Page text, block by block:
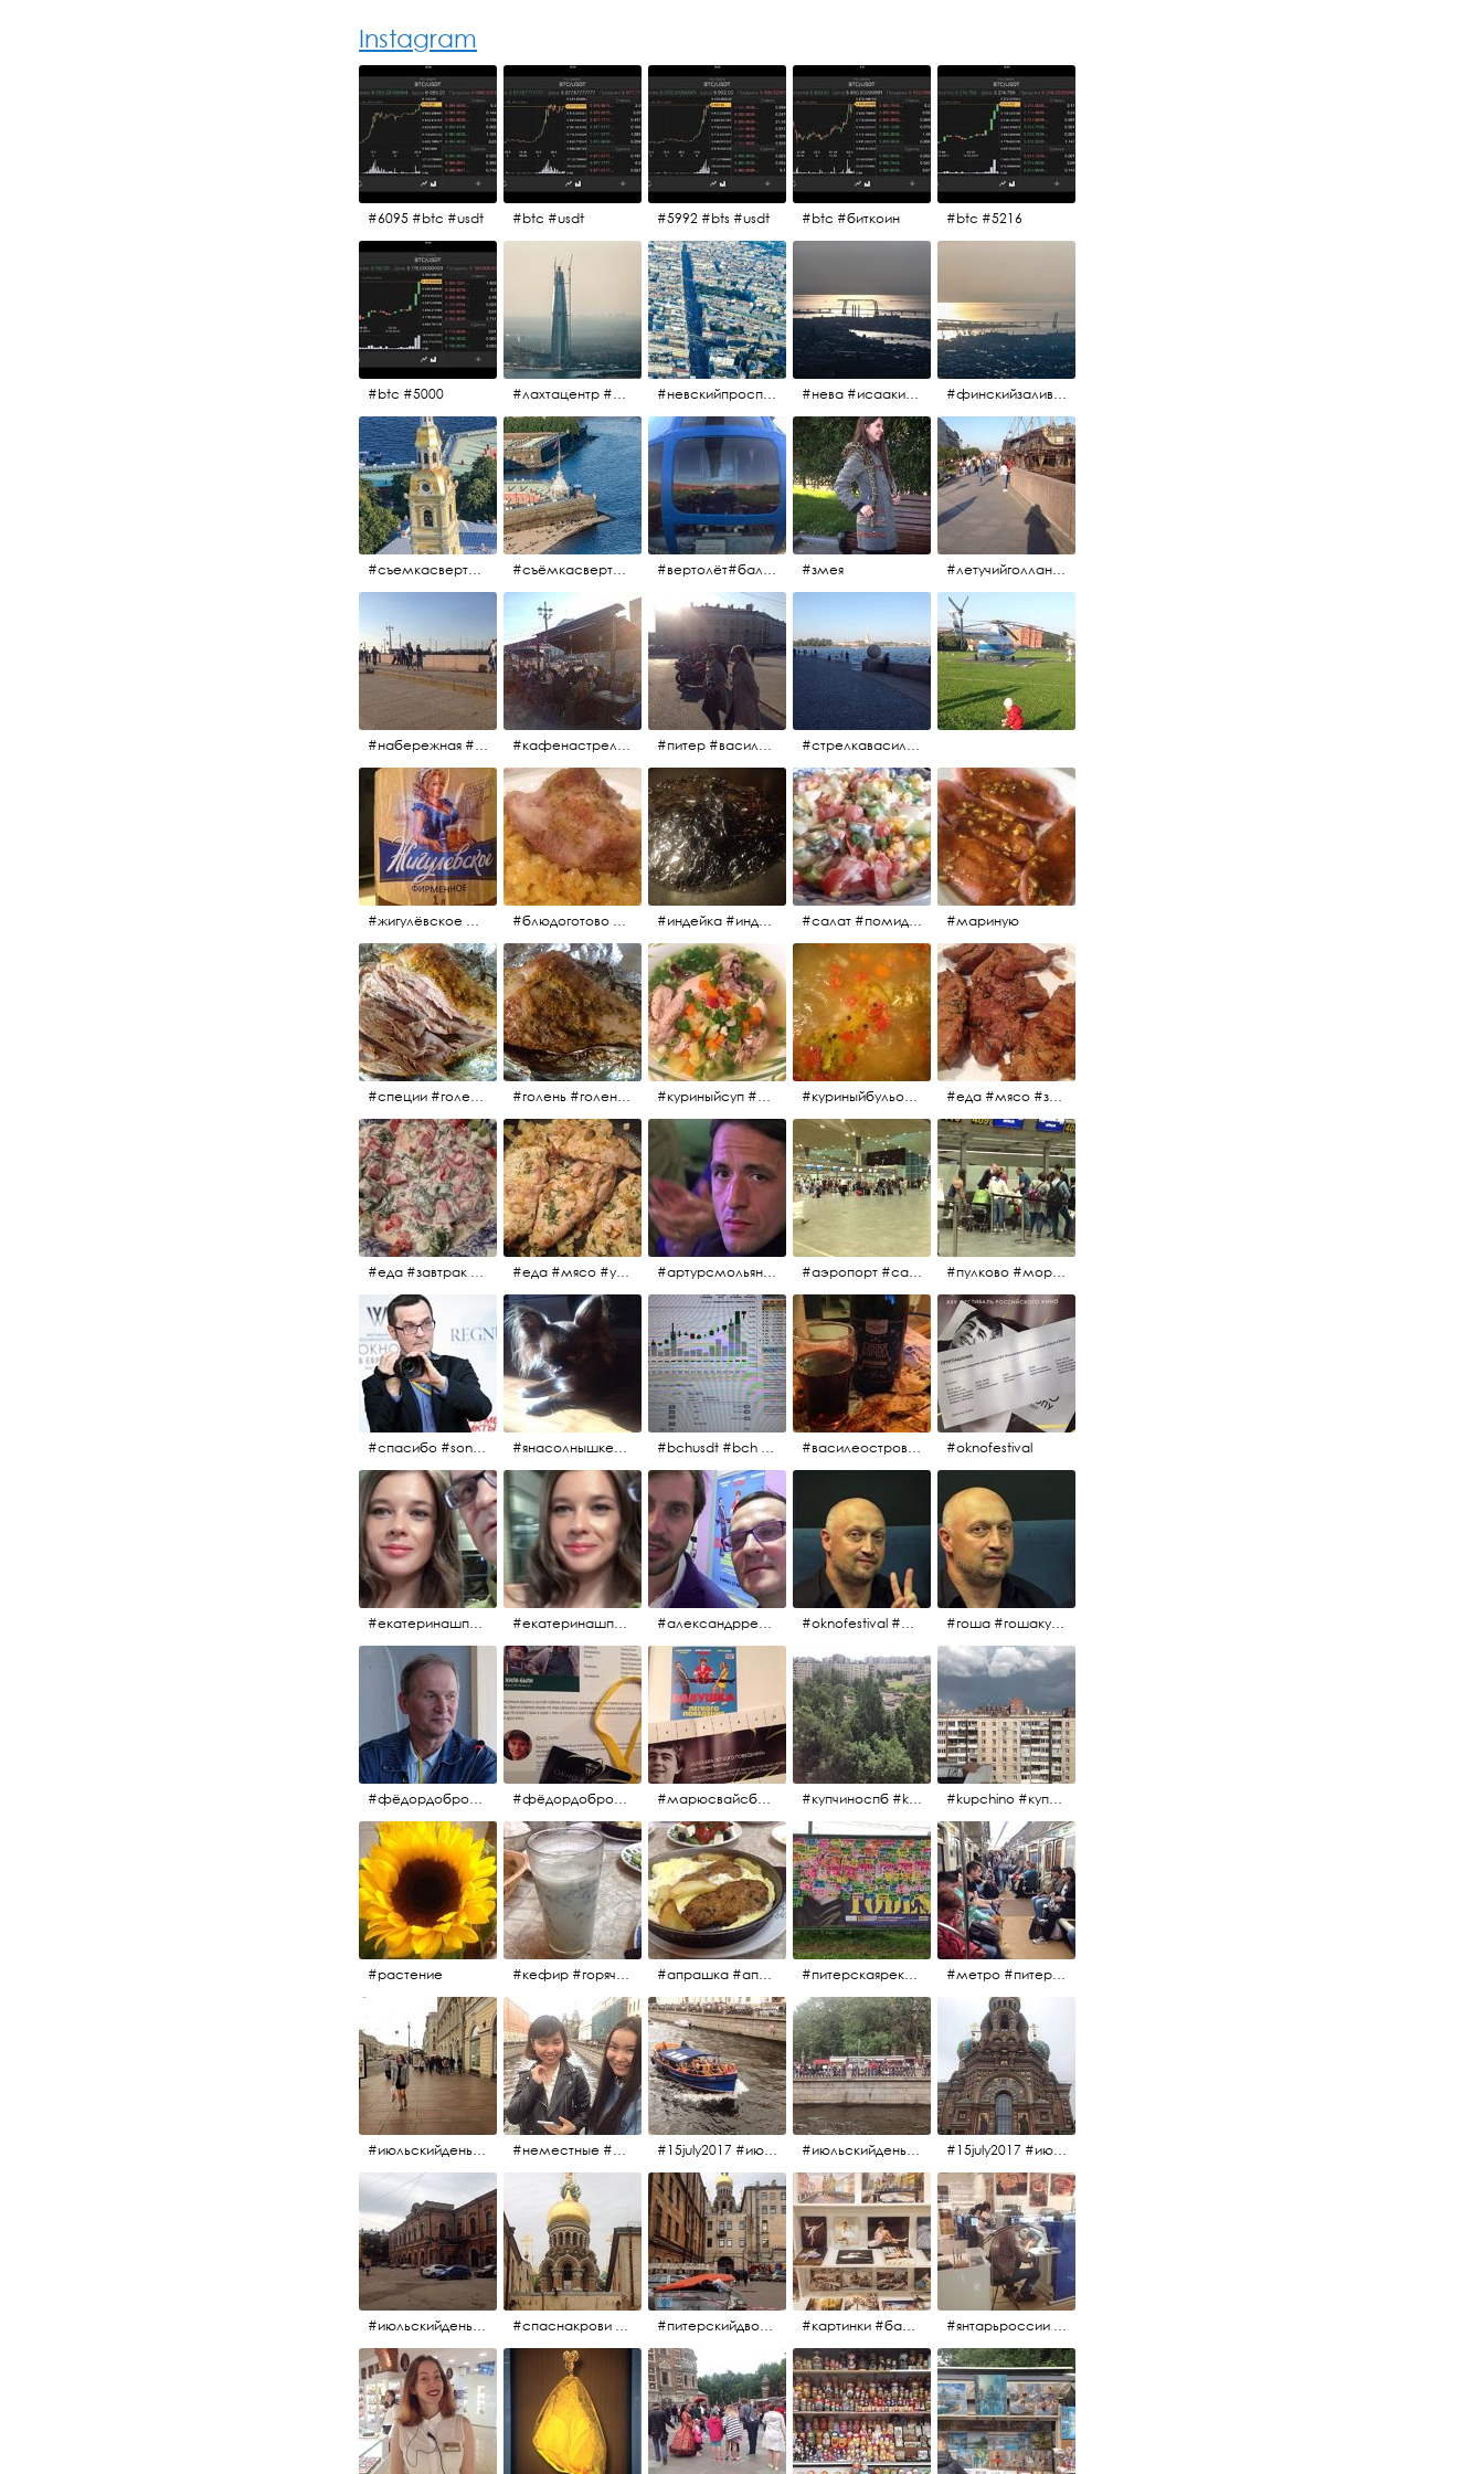
Instagram
#6095 #btc #usdt #btc #usdt #5992 #bts #usdt #btc #биткоин #btc #5216
#btc #5000 #лахтацентр #лахта #башнягазпром #газпром #башня #небоскрёбпитера #небоскрёб #финскийзалив #санктпетербург #невскийпроспект #центргорода #санктпетербург #осень2017 #когдапаришьнадгородом #нева #исаакий #исаакиевскийсобор #нева #васильевскийостров #адмиралтейскийрайон #финскийзалив #дворцовыймост #небонадпитером #осень2017 #финскийзалив #маркизовалужа #нева
#съемкасвертолета #вертолёт #съёмкасвертолёта #петропавловскаякрепость #заячийостров #санктпетербург #съёмкасвертолёта #питер #петропавловскаякрепость #нева #осень2017 #вертолёт#балтийскиеавиалинии #петропавловскаякрепость #заячийостров #полётынадпитером #полётынадгородом #полёты #змея #летучийголландец #набережнаяневы
#набережная #людигуляют #биржевоймост #кафенастрелкевасильевскогоострова #байкеры #питер #васильевскийостров #байкеры #иностранцы #стрелкавасильевскогоострова #нева #река
#жигулёвское #пиво #свежеепиво #beer #напиток #блюдоготово #можнокушать #простолук #лук #индейкавфольге #мясоиндейки #индейка #индейкавфольге #еда #мясоиндейки 🚀 #салат #помидоры #яйцо #огурцы #зелень #кинза #петрушка #укроп #сметана #соль #витамины #мариную
#специи #голень #голеньиндейки #индейка #мясо #еда #завтрак #голеньиндейкивфольге #голень #голеньиндейки #голеньиндейкивфольге #индейка #завтрак #еда #мясо #куриныйсуп #еда #ужин #можнокушать #куриныйбульон #лавровыйлист #помидоры #картофель #чеснок #лук #морковь #приправы #перецдушистый #курица #ужин #еда #сольповкусу #жёлтыйкарри #имбирь #кориандр #кокос #лимонныйсок #оливковоемасло #кумин #кайенскийперец #еда #мясо #завтрак #источниквдохновения #люблюготовить
#еда #завтрак #витамины #помидоры #укроп #огурцы #сметана #салат #еда #мясо #утро #завтрак #едакакисточниквдохновения #артурсмольянинов @melnikovadsh #artursmolyaninov #аэропорт #санктпетербург #пулково #мореморе #моремолнцепесок #дваночи #пулково #море #песок #лето #морепесоксолнце #дваночи
#спасибо #sony #nikon #oknofestivsl @alex_kurov #aplgallery #янасолнышкележу #янасолнышкогляжу #чихуахуа #bchusdt #bch #usdt #sell #buy #exchange #markets #bitcoincash #cryptocurrency #pump #василеостровское #синяяборода #пиво #пивовобла #вобла #рыба #oknofestival
#екатеринашпица #шпица @ekaterinashpitsa #екатеринашпица #шпица @ekaterinashpitsa #александрревва #ревва #артурпирожков #бабушкалегкогоповедения @arthurpirozhkov #oknofestival #gosha #гошакуценко #гоша #гошакуценко #oknofestival
#фёдордобронравов #кино #хорошеекино #жилибыли #фёдордобронравов #эдуардпарри #жилибыли #иринарозанова #марюсвайсберг #александрревва #глюкоза #любовьвбольшомгороде #ххvфестивальроссийскогокино #купчиноспб #kupchino #kupchino #купчиноспб
#растение #кефир #горячийкефир #национальноеблюдо #лаваш #вкусно #апрашка #апраксиндвор #кафенаапрашке #куринаякотлетанасковороде #сковородка #кафедлясвоих #питерскаяреклама #todes #куколки #окраинапитера #фрунзенскийрайон #метро #питерскоеметро #невскаялиния
#июльскийдень2017 #15july2017 #невский #неместные #июльскийдень2017 #15july2017 #июльскийдень2017 #катерок #bonfire #июльскийдень2017 #15july2017 #15july2017 #июльскийдень2017 #спаснакрови
#июльскийдень2017 #15july2017 #спаснакрови #июльскийдень2017 #питерскийдвор #спаснакрови #июльскийдень2017 #картинки #балетпитера #янтарьроссиии #янтарьроссии #янтарь